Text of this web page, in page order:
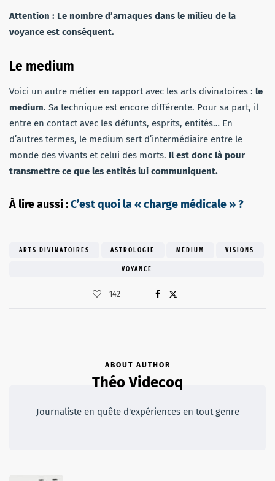
Attention : Le nombre d’arnaques dans le milieu de la
voyance est conséquent.
Le medium
Voici un autre métier en rapport avec les arts divinatoires : le
medium. Sa technique est encore différente. Pour sa part, il
entre en contact avec les défunts, esprits, entités… En
d’autres termes, le medium sert d’intermédiaire entre le
monde des vivants et celui des morts. Il est donc là pour
transmettre ce que les entités lui communiquent.
À lire aussi :C’est quoi la « charge médicale » ?
ARTS DIVINATOIRES ASTROLOGIE MÉDIUM VISIONS
VOYANCE
142
ABOUT AUTHOR
Théo Videcoq
Journaliste en quête d'expériences en tout genre